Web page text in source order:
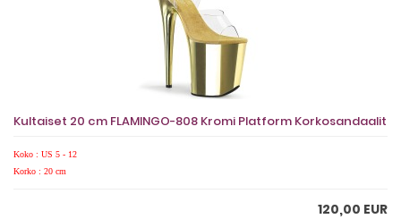
Kultaiset 20 cm FLAMINGO-808 Kromi Platform Korkosandaalit
Koko : US 5 - 12
Korko : 20 cm
120,00 EUR